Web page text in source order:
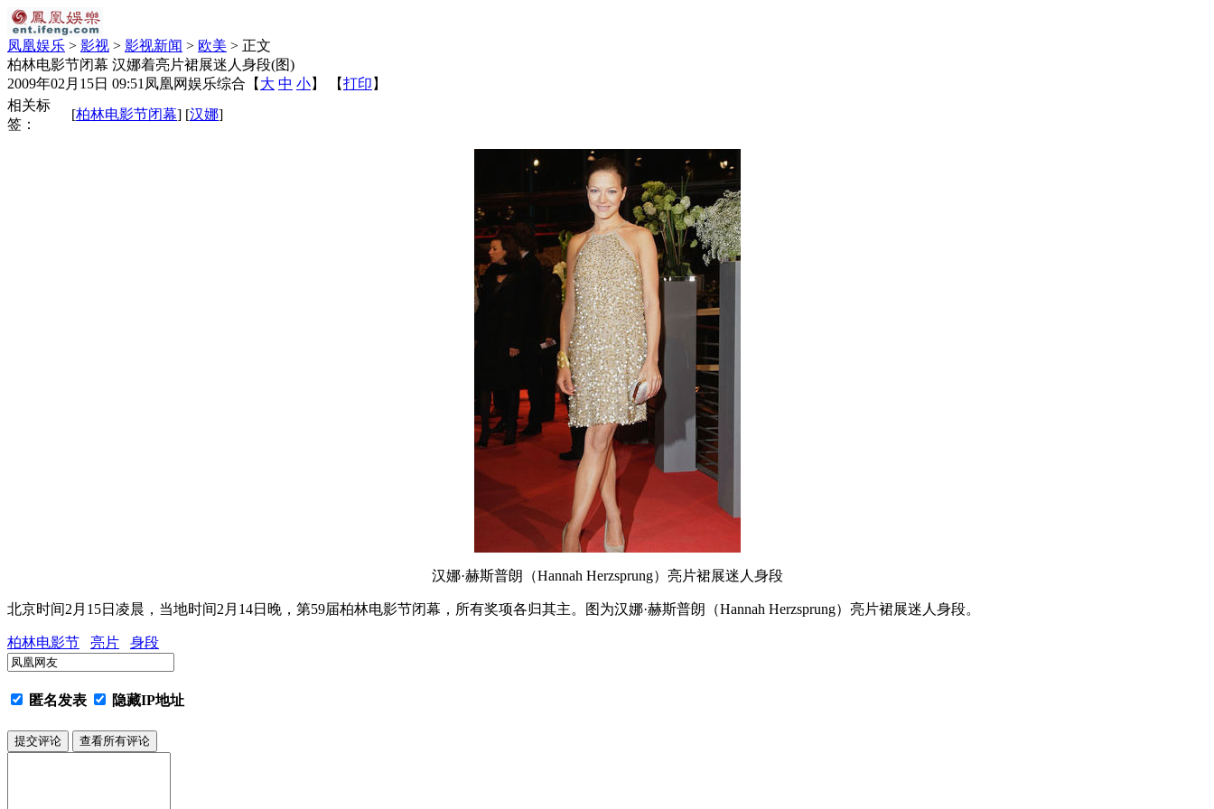
凤凰娱乐 > 影视 > 影视新闻 > 欧美 > 正文
柏林电影节闭幕 汉娜着亮片裙展迷人身段(图)
2009年02月15日 09:51 凤凰网娱乐综合 【 大 中 小】 【打印 】
相关标
签：
[柏林电影节闭幕] [汉娜]
汉娜·赫斯普朗（Hannah Herzsprung）亮片裙展迷人身段
北京时间2月15日凌晨，当地时间2月14日晚，第59届柏林电影节闭幕，所有奖项各归其主。图为汉娜·赫斯普朗（Hannah Herzsprung）亮片裙展迷人身段。
柏林电影节 亮片 身段
匿名发表 隐藏IP地址